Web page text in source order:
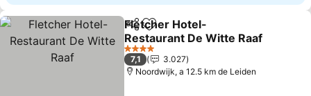
PartilharAdicionar aos favoritos
Fletcher Hotel-
Restaurant De Witte Raaf
Ver preços
4 Estrelas
7,1
3.027
Noordwijk, a 12.5 km de Leiden